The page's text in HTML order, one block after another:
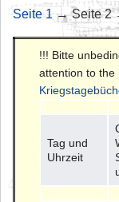
Seite 1 → Seite 2
!!! Bitte
attention to the
Tag und
Uhrzeit